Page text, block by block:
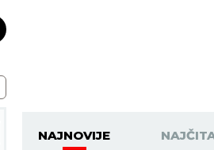
NAJNOVIJE